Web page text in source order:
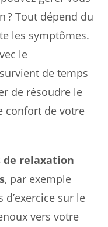
? Tout dépend du
les symptômes.
le
de temps
de résoudre le
confort de votre
de relaxation
, par exemple
sur le
vers votre